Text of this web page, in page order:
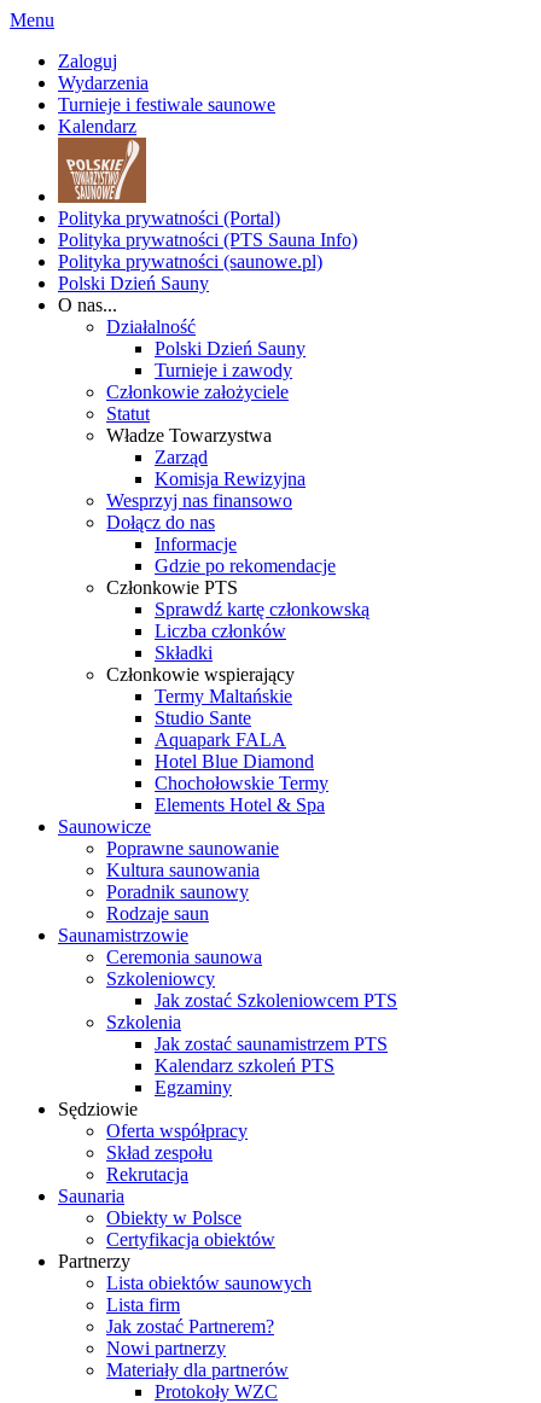
Menu
Zaloguj
Wydarzenia
Turnieje i festiwale saunowe
Kalendarz
Polityka prywatności (Portal)
Polityka prywatności (PTS Sauna Info)
Polityka prywatności (saunowe.pl)
Polski Dzień Sauny
O nas...
Działalność
Polski Dzień Sauny
Turnieje i zawody
Członkowie założyciele
Statut
Władze Towarzystwa
Zarząd
Komisja Rewizyjna
Wesprzyj nas finansowo
Dołącz do nas
Informacje
Gdzie po rekomendacje
Członkowie PTS
Sprawdź kartę członkowską
Liczba członków
Składki
Członkowie wspierający
Termy Maltańskie
Studio Sante
Aquapark FALA
Hotel Blue Diamond
Chochołowskie Termy
Elements Hotel & Spa
Saunowicze
Poprawne saunowanie
Kultura saunowania
Poradnik saunowy
Rodzaje saun
Saunamistrzowie
Ceremonia saunowa
Szkoleniowcy
Jak zostać Szkoleniowcem PTS
Szkolenia
Jak zostać saunamistrzem PTS
Kalendarz szkoleń PTS
Egzaminy
Sędziowie
Oferta współpracy
Skład zespołu
Rekrutacja
Saunaria
Obiekty w Polsce
Certyfikacja obiektów
Partnerzy
Lista obiektów saunowych
Lista firm
Jak zostać Partnerem?
Nowi partnerzy
Materiały dla partnerów
Protokoły WZC